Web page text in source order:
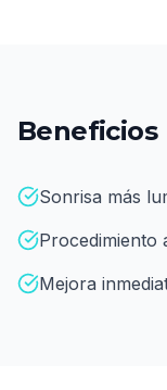
Beneficios
Sonrisa más
Procedimiento
Mejora